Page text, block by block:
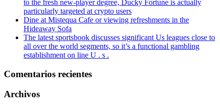
to the fresh new-player degree, Ducky Fortune is actually
particularly targeted at crypto users
Dine at Mistequa Cafe or viewing refreshments in the
Hideaway Sofa
The latest sportsbook discusses significant Us leagues close to
all over the world segments, so it’s a functional gambling
establishment on line U . s .
Comentarios recientes
Archivos